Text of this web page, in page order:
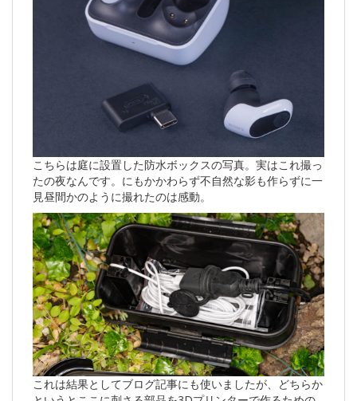
こちらは庭に設置した防水ボックスの写真。実はこれ撮っ
たの夜なんです。にもかかわらず不自然な影も作らずに一
見昼間かのように撮れたのは感動。
これは結果としてブログ記事にも使いましたが、どちらか